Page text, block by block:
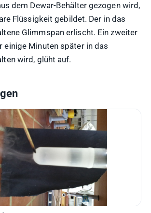
dem Dewar-Behälter gezogen wird,
Flüssigkeit gebildet. Der in das
Glimmspan erlischt. Ein zweiter
einige Minuten später in das
wird, glüht auf.